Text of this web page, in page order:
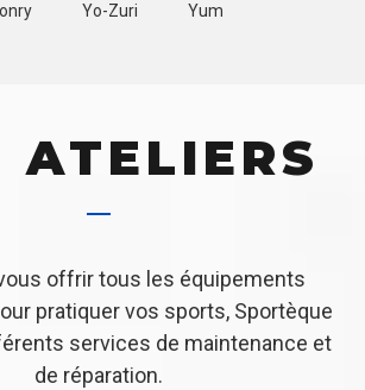
Yo-Zuri Yum
ATELIERS
offrir tous les équipements
pratiquer vos sports, Sportèque
services de maintenance et
de réparation.